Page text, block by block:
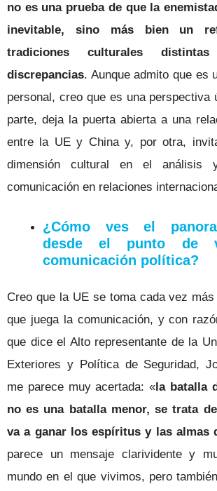
no es una prueba de que la
inevitable, sino más bien un
tradiciones culturales
discrepancias. Aunque admito que es
personal, creo que es una perspectiva
parte, deja la puerta abierta a una
entre la UE y China y, por otra,
dimensión cultural en el análisis
comunicación en relaciones
¿Cómo ves el
desde el punto de
comunicación política?
Creo que la UE se toma cada vez más
que juega la comunicación, y con
que dice el Alto representante de la
Exteriores y Política de Seguridad,
me parece muy acertada: « la batalla
no es una batalla menor, se trata
va a ganar los espíritus y las almas
parece un mensaje clarividente y
mundo en el que vivimos, pero